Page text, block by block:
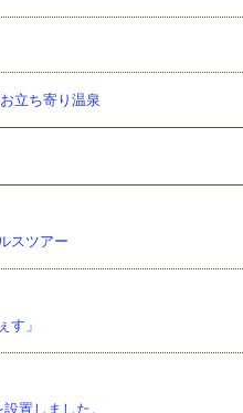
立ち寄り温泉
スツアー
す」
置しました。